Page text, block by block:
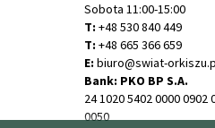
Sobota 11:00-15:00
T: +48 530 840 449
T: +48 665 366 659
E: biuro@swiat-
Bank: PKO BP S.A.
24 1020 5402 0000 0902
0050